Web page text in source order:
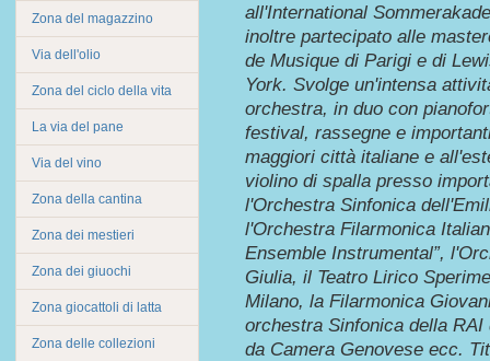
Zona del magazzino
Via dell'olio
Zona del ciclo della vita
La via del pane
Via del vino
Zona della cantina
Zona dei mestieri
Zona dei giuochi
Zona giocattoli di latta
Zona delle collezioni
all'International
inoltre partecipato alle
de Musique di Parigi e di
York. Svolge un'intensa
orchestra, in duo con
festival, rassegne e
maggiori città italiane e
violino di spalla presso
l'Orchestra Sinfonica
l'Orchestra Filarmonica
Ensemble Instrumental”,
Giulia, il Teatro Lirico
Milano, la Filarmonica
orchestra Sinfonica della
da Camera Genovese ecc.